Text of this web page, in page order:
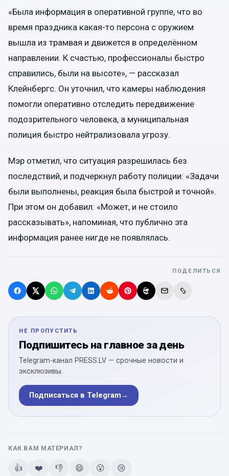
«Была информация в оперативной группе, что во
время праздника какая-то персона с оружием
вышла из трамвая и движется в определённом
направлении. К счастью, профессионалы быстро
справились, были на высоте», — рассказал
Клейнбергс. Он уточнил, что камеры наблюдения
помогли оперативно отследить передвижение
подозрительного человека, а муниципальная
полиция быстро нейтрализовала угрозу.
Мэр отметил, что ситуация разрешилась без
последствий, и подчеркнул работу полиции: «Задачи
были выполнены, реакция была быстрой и точной».
При этом он добавил: «Может, и не стоило
рассказывать», напоминая, что публично эта
информация ранее нигде не появлялась.
ПОДЕЛИТЬСЯ
НЕ ПРОПУСТИТЬ
Подпишитесь на главное за день
Telegram-канал PRESS.LV — срочные новости и
эксклюзивы.
Подписаться в Telegram→
КАК ВАМ МАТЕРИАЛ?
👍 ❤️ 👎 😄 😮 😢